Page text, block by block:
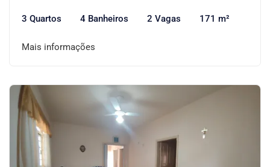
3 Quartos 4 Banheiros 2 Vagas 171 m²
Mais informações